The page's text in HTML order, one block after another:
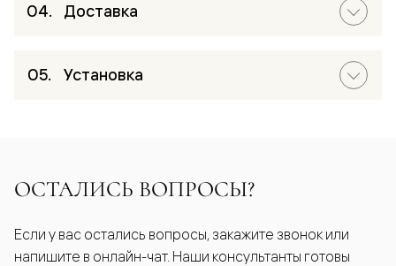
Доставка
Установка
ОСТАЛИСЬ ВОПРОСЫ?
Если у вас остались вопросы, закажите звонок или
напишите в онлайн-чат. Наши консультанты готовы